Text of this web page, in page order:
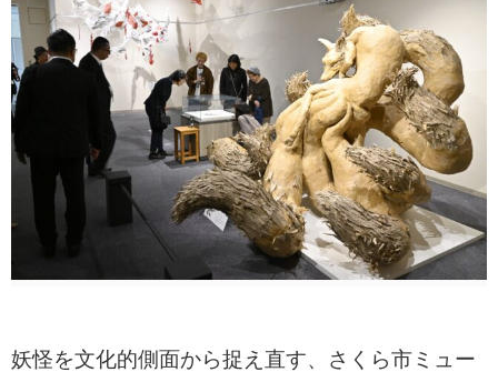
妖怪を文化的側面から捉え直す、さくら市ミュー